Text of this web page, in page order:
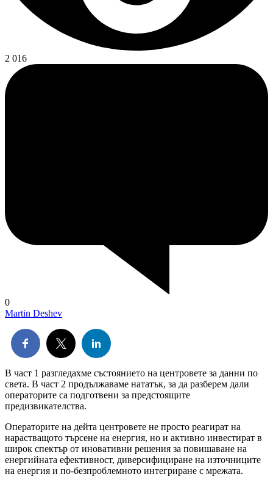
2 016
0
Martin Deshev
В част 1 разгледахме състоянието на центровете за данни по
света. В част 2 продължаваме нататък, за да разберем дали
операторите са подготвени за предстоящите
предизвикателства.
Операторите на дейта центровете не просто реагират на
нарастващото търсене на енергия, но и активно инвестират в
широк спектър от иновативни решения за повишаване на
енергийната ефективност, диверсифициране на източниците
на енергия и по-безпроблемното интегриране с мрежата.